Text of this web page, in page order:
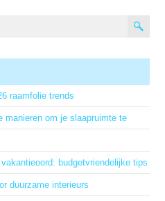
raamfolie trends
manieren om je slaapruimte te
budgetvriendelijke tips
duurzame interieurs